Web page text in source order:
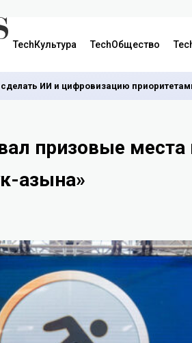
TechКультура TechОбщество
ИИ и цифровизацию
призовые
Қазына»